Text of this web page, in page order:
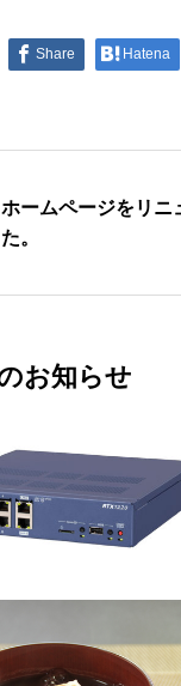
Share Hatena
ホームページをリニ
た。
お知らせ